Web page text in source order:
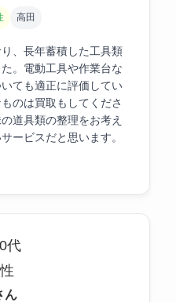
高田
、長年蓄積した工具類
。電動工具や作業台な
ても適正に評価してい
のは買取もしてくださ
道具類の整理をお考え
ービスだと思います。
ん